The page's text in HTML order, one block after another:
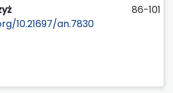
86-101
10.21697/an.7830